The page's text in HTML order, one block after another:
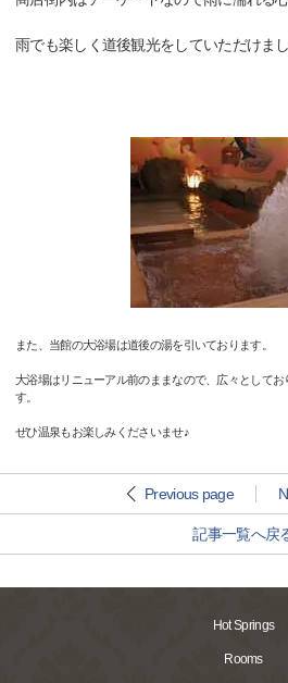
雨でも楽しく道後観光をしていただけま
また、当館の大浴場は道後の湯を引いております。
大浴場はリニューアル前のままなので、広々として
す。
ぜひ温泉もお楽しみくださいませ♪
Previous page
記事一覧へ戻
Hot Springs
Rooms